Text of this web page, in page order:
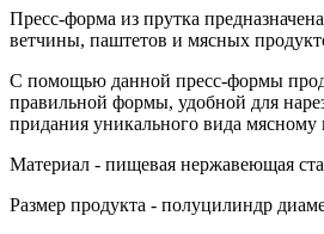
Пресс-форма из прутка
ветчины, паштетов и мясных
С помощью данной пресс-формы
правильной формы, удобной для
придания уникального вида мясному
Материал - пищевая нержавеющая
Размер продукта - полуцилиндр